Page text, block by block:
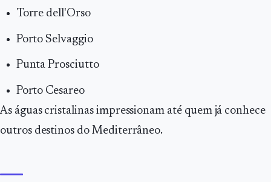
Torre dell'Orso
Porto Selvaggio
Punta Prosciutto
Porto Cesareo
As águas cristalinas impressionam até quem já conhece
outros destinos do Mediterrâneo.